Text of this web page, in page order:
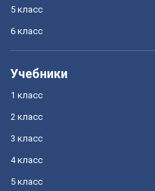
5 класс
6 класс
Учебники
1 класс
2 класс
3 класс
4 класс
5 класс